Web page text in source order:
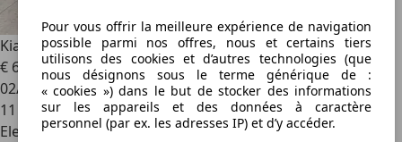
Pour vous offrir la meilleure expérience de navigation
possible parmi nos offres, nous et certains tiers
utilisons des cookies et d’autres technologies (que
nous désignons sous le terme générique de :
« cookies ») dans le but de stocker des informations
sur les appareils et des données à caractère
personnel (par ex. les adresses IP) et d’y accéder.
Kia EV999.8 kWh Long Range Earth AWD
€ 66 9901
02/2025
11 700 km
Electrique